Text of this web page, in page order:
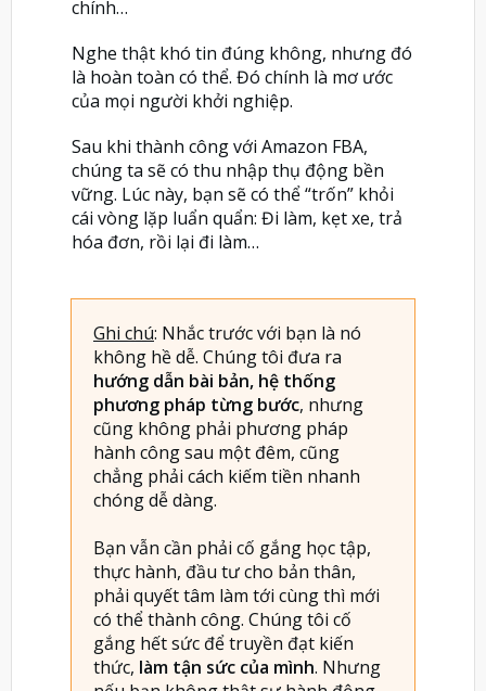
chính…
Nghe thật khó tin đúng không, nhưng đó
là hoàn toàn có thể. Đó chính là mơ ước
của mọi người khởi nghiệp.
Sau khi thành công với Amazon FBA,
chúng ta sẽ có thu nhập thụ động bền
vững. Lúc này, bạn sẽ có thể “trốn” khỏi
cái vòng lặp luẩn quẩn: Đi làm, kẹt xe, trả
hóa đơn, rồi lại đi làm…
Ghi chú: Nhắc trước với bạn là nó
không hề dễ. Chúng tôi đưa ra
hướng dẫn bài bản, hệ thống
phương pháp từng bước, nhưng
cũng không phải phương pháp
hành công sau một đêm, cũng
chẳng phải cách kiếm tiền nhanh
chóng dễ dàng.
Bạn vẫn cần phải cố gắng học tập,
thực hành, đầu tư cho bản thân,
phải quyết tâm làm tới cùng thì mới
có thể thành công. Chúng tôi cố
gắng hết sức để truyền đạt kiến
thức, làm tận sức của mình. Nhưng